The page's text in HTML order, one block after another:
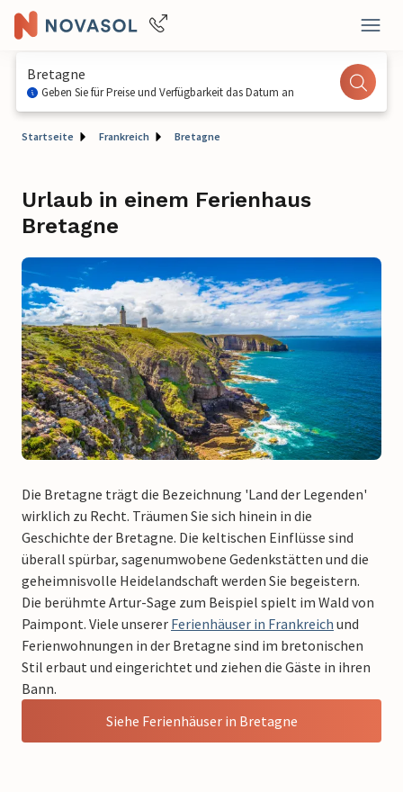
Bretagne
Geben Sie für Preise und Verfügbarkeit das Datum an
Startseite Frankreich Bretagne
Urlaub in einem Ferienhaus
Bretagne
Die Bretagne trägt die Bezeichnung 'Land der Legenden'
wirklich zu Recht. Träumen Sie sich hinein in die
Geschichte der Bretagne. Die keltischen Einflüsse sind
überall spürbar, sagenumwobene Gedenkstätten und die
geheimnisvolle Heidelandschaft werden Sie begeistern.
Die berühmte Artur-Sage zum Beispiel spielt im Wald von
Paimpont. Viele unserer Ferienhäuser in Frankreich und
Ferienwohnungen in der Bretagne sind im bretonischen
Stil erbaut und eingerichtet und ziehen die Gäste in ihren
Bann.
Siehe Ferienhäuser in Bretagne